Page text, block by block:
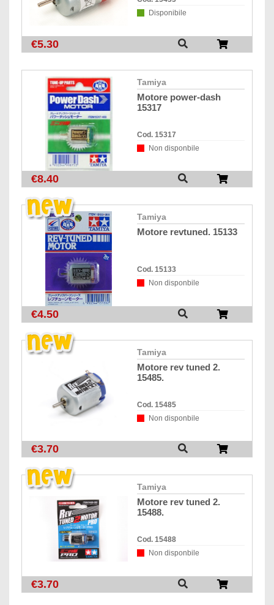
Disponibile
€5.30
tamiya
motore power-dash
15317
Cod. 15317
Non disponbile
€8.40
tamiya
motore revtuned. 15133
Cod. 15133
Non disponbile
€4.50
tamiya
motore rev tuned 2.
15485.
Cod. 15485
Non disponbile
€3.70
tamiya
motore rev tuned 2.
15488.
Cod. 15488
Non disponbile
€3.70